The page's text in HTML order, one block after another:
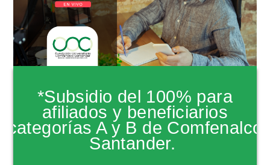
BIBLIOTECA
INVESTIGACIONES
EDUCACIÓN CONTINUA
NOTICIAS
*Subsidio del 100% para
afiliados y beneficiarios
categorías A y B de Comfenalco
Santander.